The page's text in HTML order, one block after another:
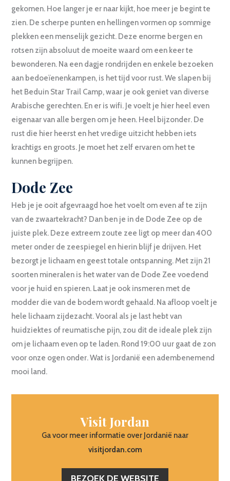
gekomen. Hoe langer je er naar kijkt, hoe meer je begint te
zien. De scherpe punten en hellingen vormen op sommige
plekken een menselijk gezicht. Deze enorme bergen en
rotsen zijn absoluut de moeite waard om een keer te
bewonderen. Na een dagje rondrijden en enkele bezoeken
aan bedoeïenenkampen, is het tijd voor rust. We slapen bij
het Beduin Star Trail Camp, waar je ook geniet van diverse
Arabische gerechten. En er is wifi. Je voelt je hier heel even
eigenaar van alle bergen om je heen. Heel bijzonder. De
rust die hier heerst en het vredige uitzicht hebben iets
krachtigs en groots. Je moet het zelf ervaren om het te
kunnen begrijpen.
Dode Zee
Heb je je ooit afgevraagd hoe het voelt om even af te zijn
van de zwaartekracht? Dan ben je in de Dode Zee op de
juiste plek. Deze extreem zoute zee ligt op meer dan 400
meter onder de zeespiegel en hierin blijf je drijven. Het
bezorgt je lichaam en geest totale ontspanning. Met zijn 21
soorten mineralen is het water van de Dode Zee voedend
voor je huid en spieren. Laat je ook insmeren met de
modder die van de bodem wordt gehaald. Na afloop voelt je
hele lichaam zijdezacht. Vooral als je last hebt van
huidziektes of reumatische pijn, zou dit de ideale plek zijn
om je lichaam even op te laden. Rond 19:00 uur gaat de zon
voor onze ogen onder. Wat is Jordanië een adembenemend
mooi land.
Visit Jordan
Ga voor meer informatie over Jordanië naar
visitjordan.com
BEZOEK DE WEBSITE